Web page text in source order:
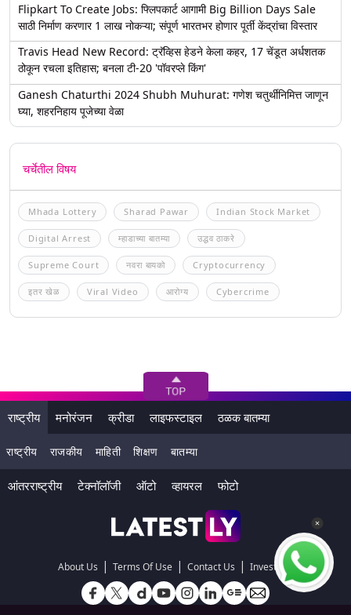
Flipkart To Create Jobs: फ्लिपकार्ट आगामी Big Billion Days Sale
साठी निर्माण करणार 1 लाख नोकऱ्या; संपूर्ण भारतभर होणार पूर्ती केंद्रांचा विस्तार
Travis Head New Record: ट्रॅव्हिस हेडने केला कहर, 17 चेंडूत अर्धशतक
ठोकून रचला इतिहास; बनला टी-20 'पॉवरप्ले किंग'
Ganesh Chaturthi 2024 Shubh Muhurat: गणेश चतुर्थीनिमित्त जाणून
घ्या, शहरनिहाय पूजेच्या वेळा
चर्चेतील विषय
Mhada Lottery Sharad Pawar Indian Stock Market
Digital Arrest म्हाडाच्या बातम्या उद्धव ठाकरे
Supreme Court नवरा बायको Cryptocurrency
इतर खेळ Viral Video आरोग्य Cybercrime
राष्ट्रीय मनोरंजन क्रीडा लाइफस्टाइल ठळक बातम्या
राष्ट्रीय राजकीय माहिती शिक्षण बातम्या
आंतरराष्ट्रीय टेक्नॉलॉजी ऑटो व्हायरल फोटो
About Us | Terms Of Use | Contact Us | Investors